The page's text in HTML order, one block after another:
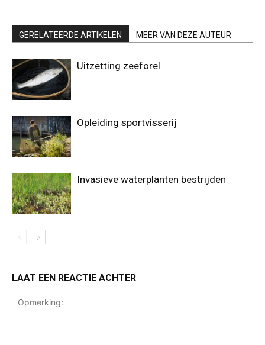
GERELATEERDE ARTIKELEN MEER VAN DEZE AUTEUR
Uitzetting zeeforel
Opleiding sportvisserij
Invasieve waterplanten bestrijden
LAAT EEN REACTIE ACHTER